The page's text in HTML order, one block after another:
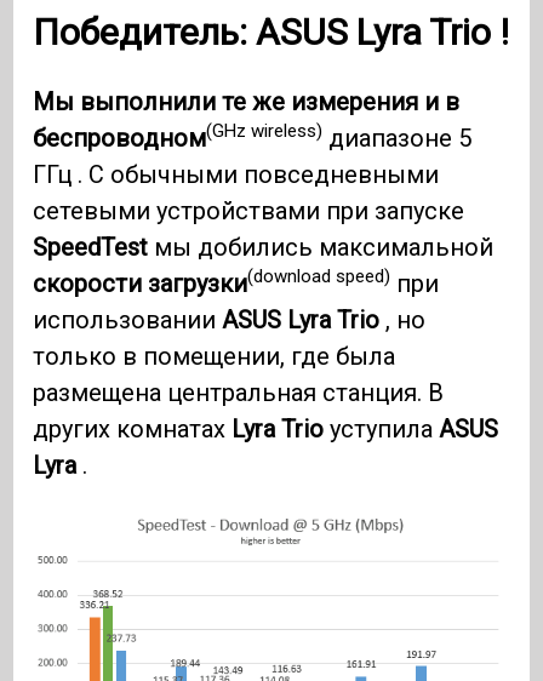
Победитель:ASUS Lyra Trio !
Мы выполнили те же измерения и в
беспроводном(GHz wireless) диапазоне 5
ГГц . С обычными повседневными
сетевыми устройствами при запуске
SpeedTest мы добились максимальной
скорости загрузки(download speed) при
использованииASUS Lyra Trio , но
только в помещении, где была
размещена центральная станция. В
других комнатах Lyra Trio уступилаASUS
Lyra.